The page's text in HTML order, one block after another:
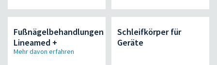
Fußnägelbehandlungen
Lineamed +
Mehr davon erfahren
Schleifkörper für
Geräte